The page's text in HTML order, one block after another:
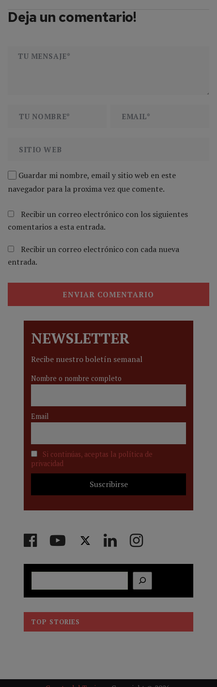
Deja un comentario!
Guardar mi nombre, email y sitio web en este
navegador para la proxima vez que comente.
Recibir un correo electrónico con los siguientes
comentarios a esta entrada.
Recibir un correo electrónico con cada nueva
entrada.
NEWSLETTER
Recibe nuestro boletín semanal
Nombre o nombre completo
Email
Si continúas, aceptas la política de
privacidad
TOP STORIES